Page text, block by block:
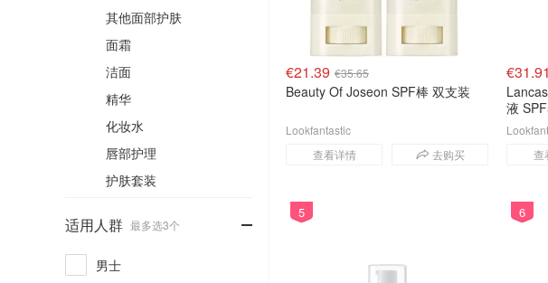
其他面部护肤
面霜
洁面
精华
化妆水
唇部护理
护肤套装
适用人群 最多选3个
男士
€21.39 €35.65
Beauty Of Joseon SPF棒 双支装
查看详情 去购买
Lookfantastic
€31.91
液
查
5 6